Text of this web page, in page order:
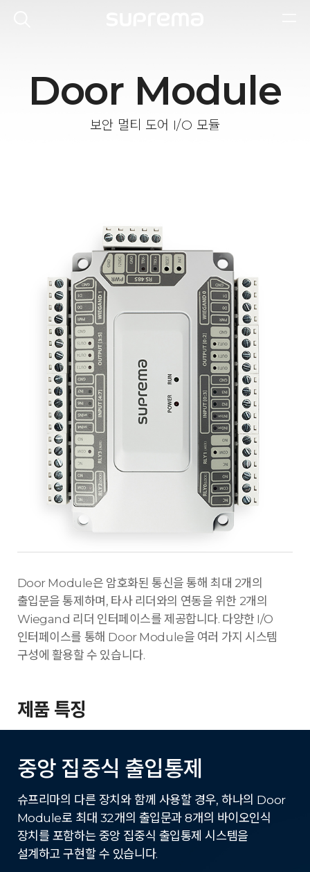
Door Module
보안 멀티 도어 I/O 모듈
Door Module은 암호화된 통신을 통해 최대 2개의
출입문을 통제하며, 타사 리더와의 연동을 위한 2개의
Wiegand 리더 인터페이스를 제공합니다. 다양한 I/O
인터페이스를 통해 Door Module을 여러 가지 시스템
구성에 활용할 수 있습니다.
제품 특징
중앙 집중식 출입통제
슈프리마의 다른 장치와 함께 사용할 경우, 하나의 Door
Module로 최대 32개의 출입문과 8개의 바이오인식
장치를 포함하는 중앙 집중식 출입통제 시스템을
설계하고 구현할 수 있습니다.